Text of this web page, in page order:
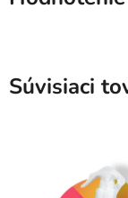
Súvisiaci